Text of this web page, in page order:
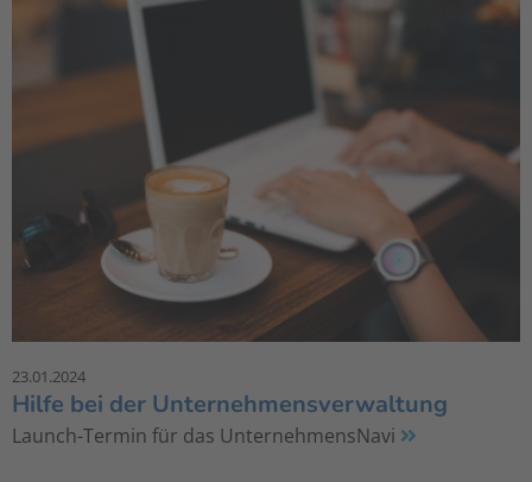
23.01.2024
Hilfe bei der Unternehmensverwaltung
Launch-Termin für das UnternehmensNavi